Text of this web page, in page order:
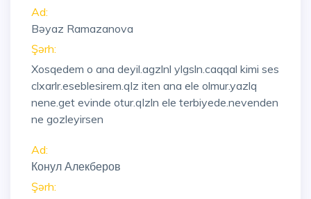
Ad:
Bəyaz Ramazanova
Şərh:
Xosqedem o ana deyil.agzlnl ylgsln.caqqal kimi ses
clxarlr.eseblesirem.qlz iten ana ele olmur.yazlq
nene.get evinde otur.qlzln ele terbiyede.nevenden
ne gozleyirsen
Ad:
Конул Алекберов
Şərh: